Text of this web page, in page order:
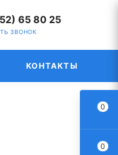
65 80 25
ЗВОНОК
КОНТАКТЫ
0
0